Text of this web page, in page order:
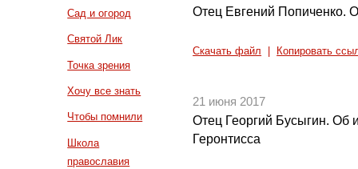
Сад и огород
Святой Лик
Точка зрения
Хочу все знать
Чтобы помнили
Школа
православия
Отец Евгений Попиченко.
Скачать файл Копировать
21 июня 2017
Отец Георгий Бусыгин. Об
Геронтисса